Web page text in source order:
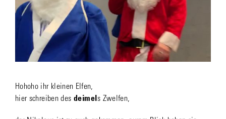
Hohoho ihr kleinen Elfen,
hier schreiben des deimel s Zwelfen,